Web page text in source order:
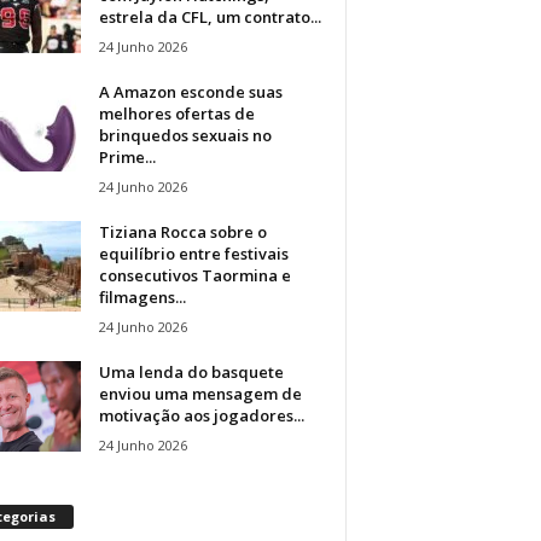
estrela da CFL, um contrato...
24 Junho 2026
A Amazon esconde suas
melhores ofertas de
brinquedos sexuais no
Prime...
24 Junho 2026
Tiziana Rocca sobre o
equilíbrio entre festivais
consecutivos Taormina e
filmagens...
24 Junho 2026
Uma lenda do basquete
enviou uma mensagem de
motivação aos jogadores...
24 Junho 2026